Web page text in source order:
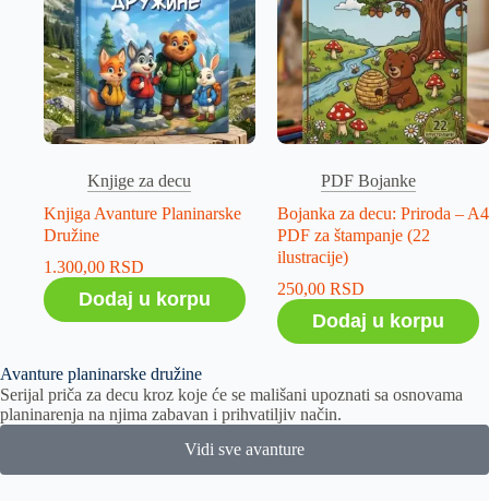
Knjige za decu
Knjiga Avanture Planinarske
Družine
1.300,00 RSD
Dodaj u korpu
PDF Bojanke
Bojanka za decu: Priroda – A4
PDF za štampanje (22
ilustracije)
250,00 RSD
Dodaj u korpu
Avanture planinarske družine
Serijal priča za decu kroz koje će se mališani upoznati sa osnovama
planinarenja na njima zabavan i prihvatiljiv način.
Vidi sve avanture